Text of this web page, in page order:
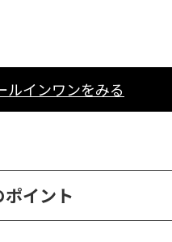
ルインワンをみる
イント